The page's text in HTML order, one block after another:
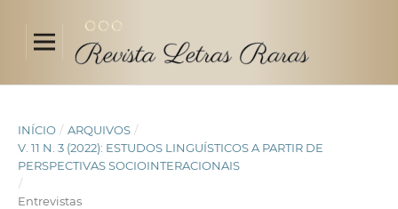
INÍCIO / ARQUIVOS /
V. 11 N. 3 (2022): ESTUDOS LINGUÍSTICOS A PARTIR DE
PERSPECTIVAS SOCIOINTERACIONAIS
/
Entrevistas